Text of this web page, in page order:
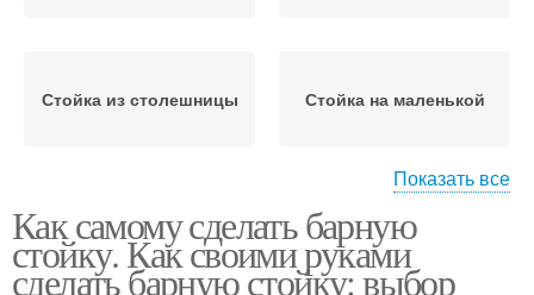
Стойка из столешницы Стойка на маленькой
Стойка для бара Стойки на кухне
Показать все
Как самому сделать барную
стойку. Как своими руками
сделать барную стойку: выбор